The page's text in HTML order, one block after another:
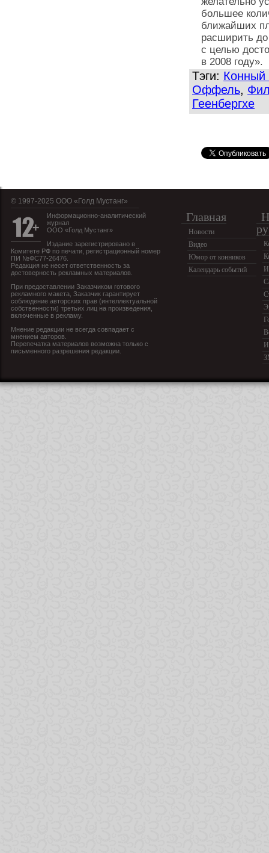
большее
ближайших
расширить до
с целью
в 2008 году».
Тэги: Конный
Оффель,
Геенбергхе
© 1997-2025 OOO «Голд Мустанг»
Информационно-аналитический
журнал
ООО «Голд Мустанг»
Издание зарегистрировано в
Комитете РФ по печати, регистрационный номер
ПИ №ФС77-26476.
Редакция не несет ответственность за
достоверность рекламных материалов.
При предоставлении Заказчиком готового
рекламного макета, Заказчик гарантирует
соблюдение авторских прав (интеллектуальной
собственности) третьих лиц на произведения,
включенные в рекламу.
Мнение редакции не всегда совпадает с
мнением авторов.
Перепечатка материалов возможна только с
письменного разрешения редакции.
Главная
Новости
Видео
Юмор от конников
Календарь событий